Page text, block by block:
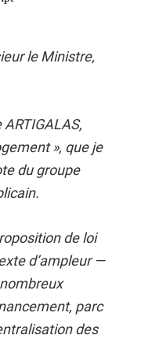
le Ministre,
», que je
du groupe
de loi
d’ampleur —
parc
des